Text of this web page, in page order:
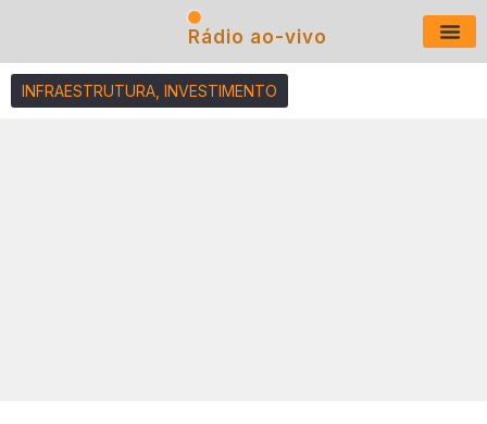
Rádio ao-vivo
INFRAESTRUTURA INVESTIMENTO